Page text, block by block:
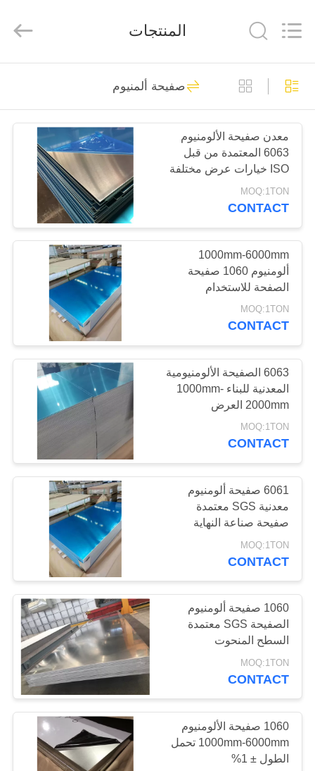
المنزل
المنتجات
فيديوهات
معلومات
عنا
جولة
في
المصنع
مراقبة
الجودة
اتصل
بنا
اطلب
اقتباس
خريطة
الموقع
PRIVACY
POLICY
HONGJINMILAI
STEEL
Rights
لوحة مسطحة من
الفولاذ المقاوم للصدأ
لوحة ورقة الفولاذ
المقاوم للصدأ
92
صفيحة ألمنيوم
105
لفة لفائف الالومنيوم
95
لفة قطاع الألمنيوم
32
المنتجات
صفيحة ألمنيوم
معدن صفيحة الألومنيوم
6063 المعتمدة من قبل
ISO خيارات عرض مختلفة
متاحة
MOQ:1TON
CONTACT
1000mm-6000mm
ألومنيوم 1060 صفيحة
الصفحة للاستخدام
الصناعي
MOQ:1TON
CONTACT
6063 الصفيحة الألومنيومية
المعدنية للبناء 1000mm-
2000mm العرض
MOQ:1TON
CONTACT
6061 صفيحة ألومنيوم
معدنية SGS معتمدة
صفيحة صناعة النهاية
MOQ:1TON
CONTACT
1060 صفيحة ألومنيوم
الصفيحة SGS معتمدة
السطح المنحوت
MOQ:1TON
CONTACT
1060 صفيحة الألومنيوم
1000mm-6000mm تحمل
الطول ± 1%